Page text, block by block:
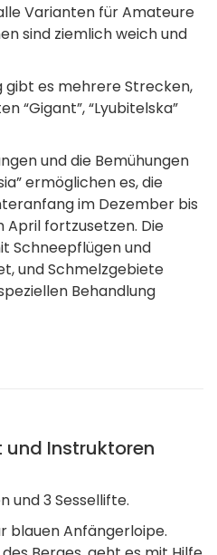
Varianten für Amateure
sind ziemlich weich und
gibt es mehrere Strecken,
“Gigant”, “Lyubitelska”
und die Bemühungen
ermöglichen es, die
im Dezember bis
April fortzusetzen. Die
Schneepflügen und
und Schmelzgebiete
Behandlung
und Instruktoren
und 3 Sessellifte.
blauen Anfängerloipe.